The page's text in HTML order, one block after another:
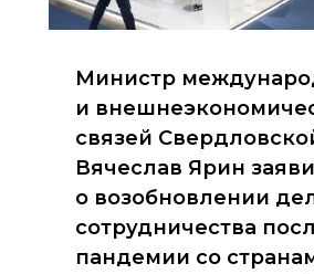
Министр
и
связей
Вячеслав Ярин
о возобновлении
сотрудничества
пандемии со